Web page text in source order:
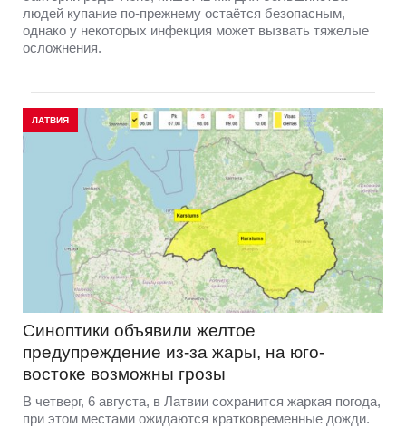
людей купание по-прежнему остаётся безопасным,
однако у некоторых инфекция может вызвать тяжелые
осложнения.
ЛАТВИЯ
Синоптики объявили желтое
предупреждение из-за жары, на юго-
востоке возможны грозы
В четверг, 6 августа, в Латвии сохранится жаркая погода,
при этом местами ожидаются кратковременные дожди.